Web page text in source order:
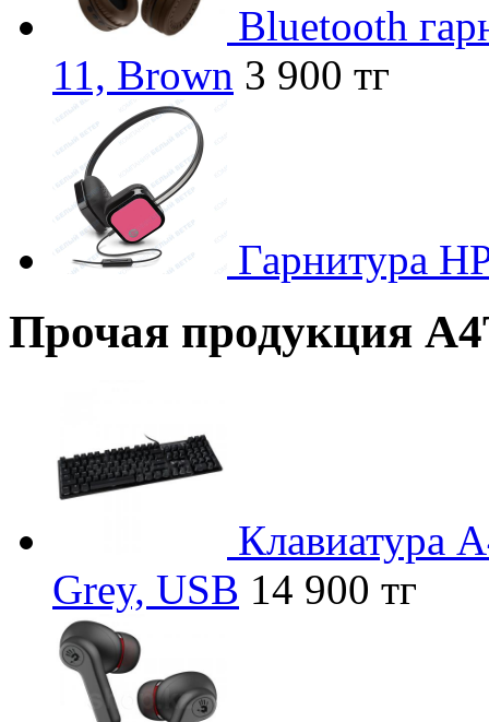
Bluetooth
11, Brown 3 900 тг
Гарнитура
Прочая продукция
Клавиатура
Grey, USB 14 900 тг